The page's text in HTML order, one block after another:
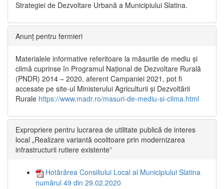
Strategiei de Dezvoltare Urbană a Municipiului Slatina.
Anunț pentru fermieri
Materialele informative referitoare la măsurile de mediu și
climă cuprinse în Programul Național de Dezvoltare Rurală
(PNDR) 2014 – 2020, aferent Campaniei 2021, pot fi
accesate pe site-ul Ministerului Agriculturii și Dezvoltării
Rurale https://www.madr.ro/masuri-de-mediu-si-clima.html
Expropriere pentru lucrarea de utilitate publică de interes
local „Realizare variantă ocolitoare prin modernizarea
infrastructurii rutiere existente”
Hotărârea Consiliului Local al Municipiului Slatina
numărul 49 din 29.02.2020